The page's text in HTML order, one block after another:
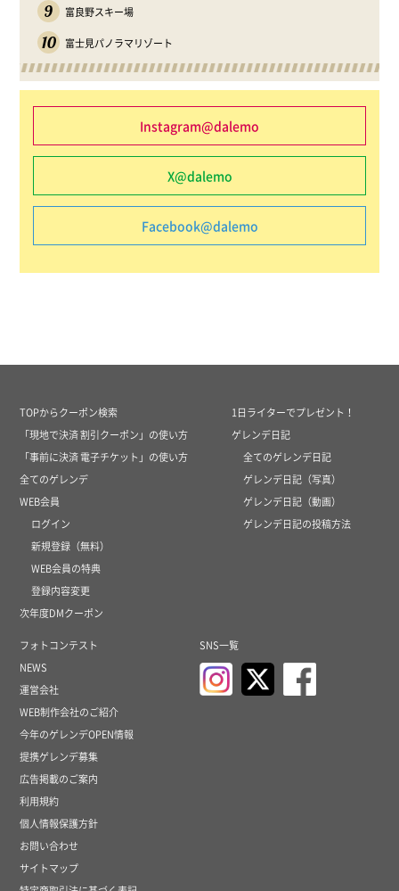
9 富良野スキー場
10 富士見パノラマリゾート
Instagram@dalemo
X@dalemo
Facebook@dalemo
TOPからクーポン検索
「現地で決済 割引クーポン」の使い方
「事前に決済 電子チケット」の使い方
全てのゲレンデ
WEB会員
ログイン
新規登録（無料）
WEB会員の特典
登録内容変更
次年度DMクーポン
1日ライターでプレゼント！
ゲレンデ日記
全てのゲレンデ日記
ゲレンデ日記（写真）
ゲレンデ日記（動画）
ゲレンデ日記の投稿方法
フォトコンテスト
NEWS
運営会社
WEB制作会社のご紹介
今年のゲレンデOPEN情報
提携ゲレンデ募集
広告掲載のご案内
利用規約
個人情報保護方針
お問い合わせ
サイトマップ
SNS一覧